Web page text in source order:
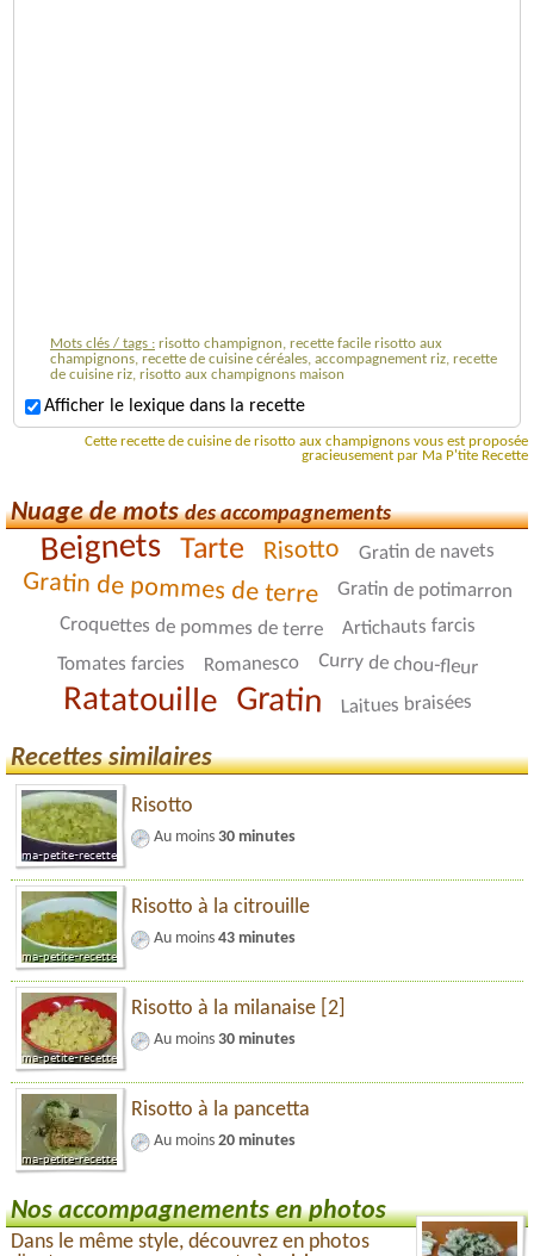
Mots clés / tags : risotto champignon, recette facile risotto aux
champignons, recette de cuisine céréales, accompagnement riz, recette
de cuisine riz, risotto aux champignons maison
Afficher le lexique dans la recette
Cette recette de cuisine de risotto aux champignons vous est proposée
gracieusement par Ma P'tite Recette
Nuage de motsdes accompagnements
Beignets Tarte Risotto Gratin de navets
Gratin de pommes de terre Gratin de potimarron
Croquettes de pommes de terre Artichauts farcis
Tomates farcies Romanesco Curry de chou-fleur
Ratatouille Gratin Laitues braisées
Recettes similaires
Risotto
Au moins 30 minutes
Risotto à la citrouille
Au moins 43 minutes
Risotto à la milanaise [2]
Au moins 30 minutes
Risotto à la pancetta
Au moins 20 minutes
Nos accompagnements en photos
Dans le même style, découvrez en photos